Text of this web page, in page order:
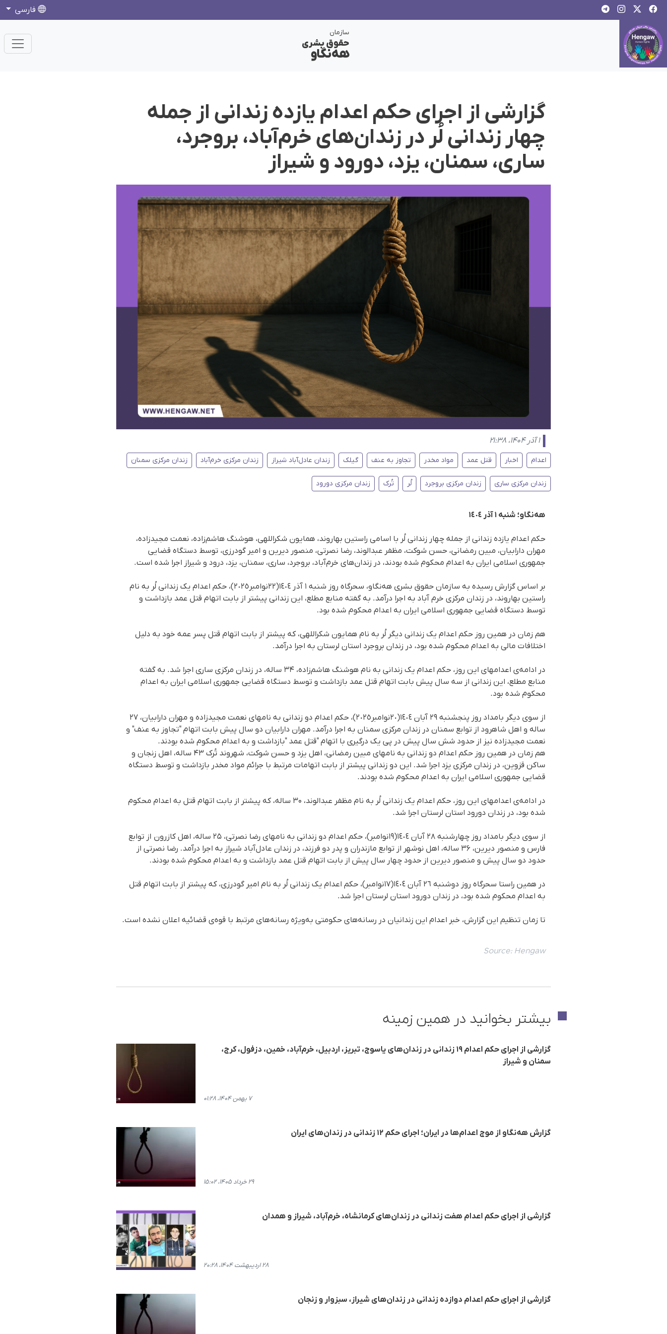
فارسی
سازمان
حقوق بشری
هەنگاو
گزارشی از اجرای حکم اعدام یازدە زندانی از جملە
چهار زندانی لُر در زندان‌های خرم‌آباد، بروجرد،
ساری، سمنان، یزد، دورود و شیراز
۱ آذر ۱۴۰۴، ۲۱:۳۸
اعدام اخبار قتل عمد مواد مخدر تجاوز به عنف گیلک زندان عادل‌آباد شیراز زندان مرکزی خرم‌آباد زندان مرکزی سمنان
زندان مرکزی ساری زندان مرکزی بروجرد لُر تُرک زندان مرکزی دورود
هەنگاو؛ شنبە ١ آذر ١٤٠٤
حکم اعدام یازدە زندانی از جمله چهار زندانی لُر با اسامی راستین بهاروند، همایون شکراللهی، هوشنگ هاشم‌زاده، نعمت مجیدزاده،
مهران دارابیان، مبین رمضانی، حسن شوکت، مظفر عبدالوند، رضا نصرتی، منصور دیرین و امیر گودرزی، توسط دستگاه قضایی
جمهوری اسلامی ایران به اعدام محکوم شده بودند، در زندان‌های خرم‌آباد، بروجرد، ساری، سمنان، یزد، درود و شیراز اجرا شده است.
بر اساس گزارش رسیده به سازمان حقوق بشری هه‌نگاو، سحرگاە روز شنبە ١ آذر ١٤٠٤(٢٢نوامبر٢٠٢٥)، حکم اعدام یک زندانی لُر بە نام
راستین بهاروند، در زندان مرکزی خرم آباد به اجرا درآمد. بە گفتە منابع مطلع، این زندانی پیشتر از بابت اتهام قتل عمد بازداشت و
توسط دستگاه قضایی جمهوری اسلامی ایران به اعدام محکوم شده بود.
هم زمان در همین روز حکم اعدام یک زندانی دیگر لُر بە نام همایون شکراللهی، که پیشتر از بابت اتهام قتل پسر عمه خود به دلیل
اختلافات مالی به اعدام محکوم شده بود، در زندان بروجرد استان لرستان به اجرا درآمد.
در ادامەی اعدامهای این روز، حکم اعدام یک زندانی بە نام هوشنگ هاشم‌زاده، ۳۴ ساله، در زندان مرکزی ساری اجرا شد. بە گفتە
منابع مطلع، این زندانی از سە سال پیش بابت اتهام قتل عمد بازداشت و توسط دستگاه قضایی جمهوری اسلامی ایران به اعدام
محکوم شده بود.
از سوی دیگر بامداد روز پنجشنبە ٢٩ آبان ١٤٠٤(٢٠نوامبر٢٠٢٥)، حکم اعدام دو زندانی بە نامهای نعمت مجیدزاده و مهران دارابیان، ۲۷
ساله و اهل شاهرود از توابع سمنان در زندان مرکزی سمنان بە اجرا درآمد. مهران دارابیان دو سال پیش بابت اتهام "تجاوز به عنف" و
نعمت مجیدزاده نیز از حدود شش سال پیش در پی یک درگیری با اتهام "قتل عمد "بازداشت و بە اعدام محکوم شدە بودند.
هم زمان در همین روز حکم اعدام دو زندانی بە نامهای مبین رمضانی، اهل یزد و حسن شوکت، شهروند تُرک ۴۳ ساله، اهل زنجان و
ساکن قزوین، در زندان مرکزی یزد اجرا شد. این دو زندانی پیشتر از بابت اتهامات مرتبط با جرائم مواد مخدر بازداشت و توسط دستگاه
قضایی جمهوری اسلامی ایران به اعدام محکوم شده بودند.
در ادامەی اعدامهای این روز، حکم اعدام یک زندانی لُر بە نام مظفر عبدالوند، ۳۰ ساله، که پیشتر از بابت اتهام قتل به اعدام محکوم
شده بود، در زندان دورود استان لرستان اجرا شد.
از سوی دیگر بامداد روز چهارشنبە ٢٨ آبان ١٤٠٤(١٩نوامبر)، حکم اعدام دو زندانی بە نامهای رضا نصرتی، ۲۵ ساله، اهل کازرون از توابع
فارس و منصور دیرین، ۳۶ ساله، اهل نوشهر از توابع مازندران و پدر دو فرزند، در زندان عادل‌آباد شیراز بە اجرا درآمد. رضا نصرتی از
حدود دو سال پیش و منصور دیرین از حدود چهار سال پیش از بابت اتهام قتل عمد بازداشت و بە اعدام محکوم شدە بودند.
در همین راستا سحرگاه روز دوشنبە ٢٦ آبان ١٤٠٤(١٧نوامبر)، حکم اعدام یک زندانی لُر بە نام امیر گودرزی، که پیشتر از بابت اتهام قتل
به اعدام محکوم شده بود، در زندان دورود استان لرستان اجرا شد.
تا زمان تنظیم این گزارش، خبر اعدام این زندانیان در رسانه‌های حکومتی بەویژه رسانه‌های مرتبط با قوه‌ی قضائیه اعلان نشده است.
Source: Hengaw
بیشتر بخوانید در همین زمینه
گزارشی از اجرای حکم اعدام ١٩ زندانی در زندان‌های یاسوج، تبریز، اردبیل، خرم‌آباد، خمین، دزفول، کرج،
سمنان و شیراز
۷ بهمن ۱۴۰۴، ۰۱:۲۸
گزارش هه‌نگاو از موج اعدام‌ها در ایران؛ اجرای حکم ۱۲ زندانی در زندان‌های ایران
۲۹ خرداد ۱۴۰۵، ۱۵:۰۲
گزارشی از اجرای حکم اعدام هفت زندانی در زندان‌های کرمانشاه، خرم‌آباد، شیراز و همدان
۲۸ اردیبهشت ۱۴۰۴، ۲۰:۲۸
گزارشی از اجرای حکم اعدام دوازده زندانی در زندان‌های شیراز، سبزوار و زنجان